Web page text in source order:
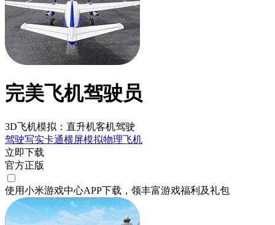
完美飞机驾驶员
3D飞机模拟：直升机客机驾驶
驾驶写实卡通横屏模拟物理飞机
立即下载
官方正版
使用小米游戏中心APP下载 ，领丰富游戏福利 及礼包